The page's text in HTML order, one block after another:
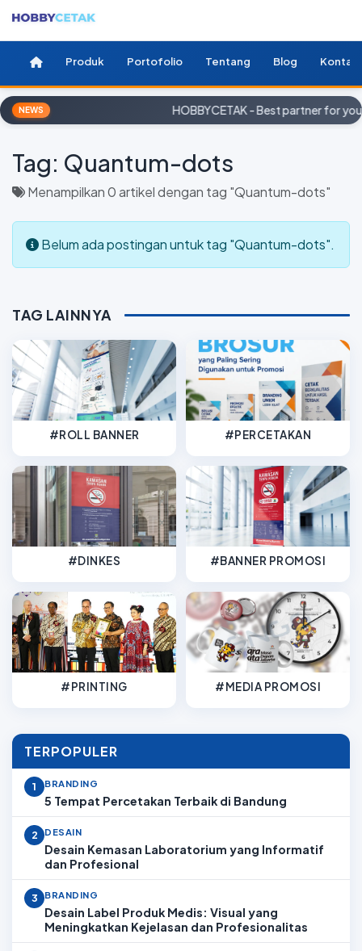
Produk Portofolio Tentang Blog Kontak
NEWS HOBBYCETAK - Best partner for
Tag: Quantum-dots
Menampilkan 0 artikel dengan tag "Quantum-dots"
Belum ada postingan untuk tag "Quantum-dots".
TAG LAINNYA
#ROLL BANNER #PERCETAKAN
#DINKES #BANNER PROMOSI
#PRINTING #MEDIA PROMOSI
TERPOPULER
1 BRANDING
5 Tempat Percetakan Terbaik di Bandung
2 DESAIN
Desain Kemasan Laboratorium yang Informatif
dan Profesional
3 BRANDING
Desain Label Produk Medis: Visual yang
Meningkatkan Kejelasan dan Profesionalitas